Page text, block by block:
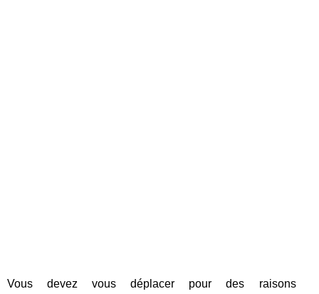
Vous devez vous déplacer pour des raisons